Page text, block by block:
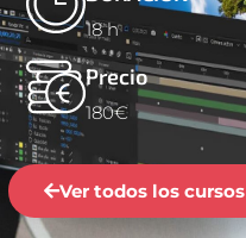
18 h
Precio
180€
Ver todos los cursos